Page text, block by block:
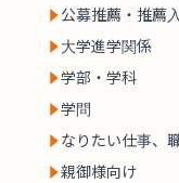
公募推薦・推薦
大学進学関係
学部・学科
学問
なりたい仕事、
親御様向け